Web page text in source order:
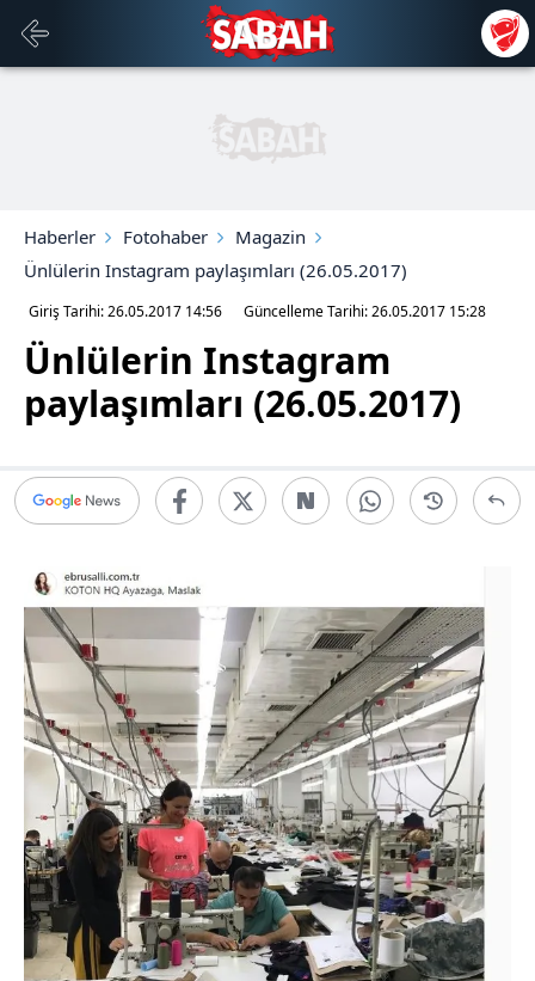
Haberler Fotohaber
Magazin
Ünlülerin Instagram paylaşımları (26.05.2017)
Giriş Tarihi: 26.05.2017 14:56 Güncelleme Tarihi: 26.05.2017 15:28
Ünlülerin Instagram
paylaşımları (26.05.2017)